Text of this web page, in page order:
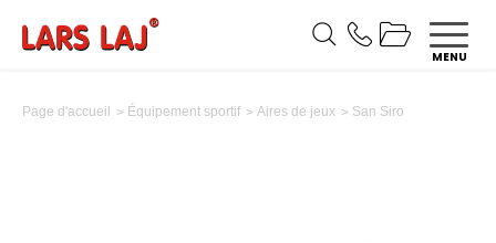
MENU
Page d'accueil Équipement sportif Aires de jeux San Siro